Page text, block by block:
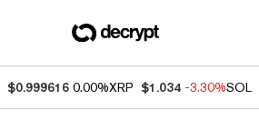
$0.999616 0.00%XRP $1.034 -3.30%SOL